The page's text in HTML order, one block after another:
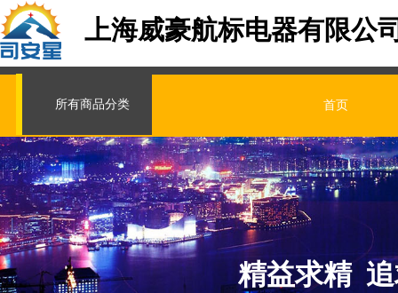
上海威豪航标电器有限公
所有商品分类 首页
精益求精